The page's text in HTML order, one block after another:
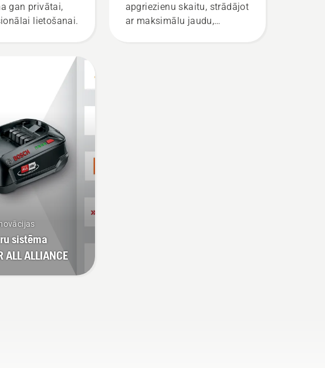
gan privātai,
lietošanai.
sistēma
ALL ALLIANCE
apgriezienu skaitu, strādājot
ar maksimālu jaudu,